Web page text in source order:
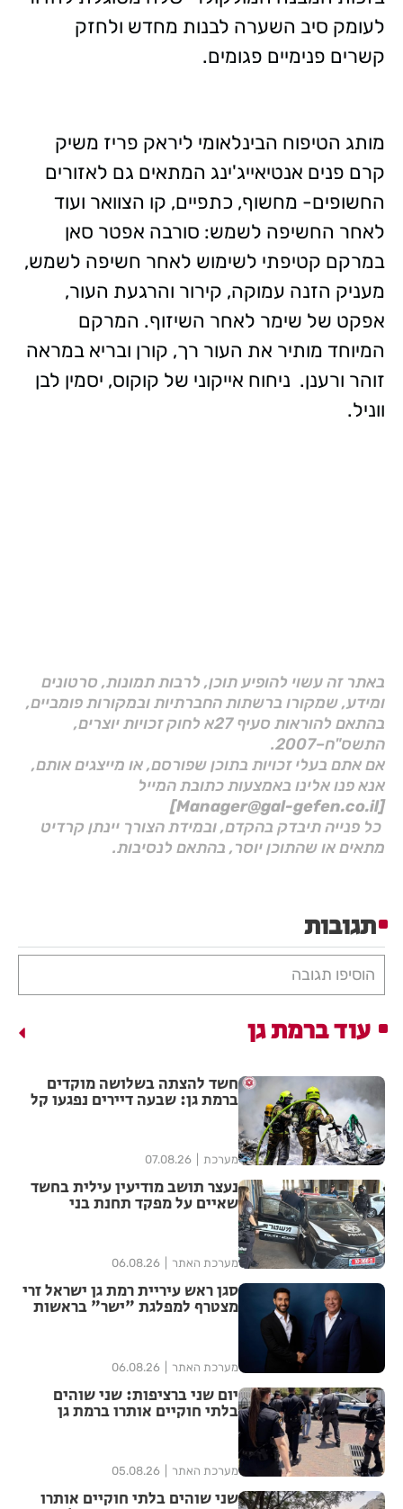
לעומק סיב השערה לבנות מחדש ולחזק
קשרים פנימיים פגומים.
מותג הטיפוח הבינלאומי ליראק פריז משיק
קרם פנים אנטיאייג'ינג המתאים גם לאזורים
החשופים- מחשוף, כתפיים, קו הצוואר ועוד
לאחר החשיפה לשמש: סורבה אפטר סאן
במרקם קטיפתי לשימוש לאחר חשיפה לשמש,
מעניק הזנה עמוקה, קירור והרגעת העור,
אפקט של שימר לאחר השיזוף. המרקם
המיוחד מותיר את העור רך, קורן ובריא במראה
זוהר ורענן. ניחוח אייקוני של קוקוס, יסמין לבן
ווניל.
באתר זה עשוי להופיע תוכן, לרבות תמונות, סרטונים
ומידע, שמקורו ברשתות החברתיות ובמקורות פומביים,
בהתאם להוראות סעיף 27א לחוק זכויות יוצרים,
התשס"ח–2007.
אם אתם בעלי זכויות בתוכן שפורסם, או מייצגים אותם,
אנא פנו אלינו באמצעות כתובת המייל
[Manager@gal-gefen.co.il]
כל פנייה תיבדק בהקדם, ובמידת הצורך יינתן קרדיט
מתאים או שהתוכן יוסר, בהתאם לנסיבות.
תגובות
הוסיפו תגובה
עוד ברמת גן
חשד להצתה בשלושה מוקדים
ברמת גן: שבעה דיירים נפגעו קל
מערכת 07.08.26
נעצר תושב מודיעין עילית בחשד
שאיים על מפקד תחנת בני
מערכת האתר 06.08.26
סגן ראש עיריית רמת גן ישראל זרי
מצטרף למפלגת "ישר" בראשות
מערכת האתר 06.08.26
יום שני ברציפות: שני שוהים
בלתי חוקיים אותרו ברמת גן
מערכת האתר 05.08.26
שני שוהים בלתי חוקיים אותרו